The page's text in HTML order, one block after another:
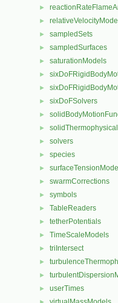
►
►
► sampledSets
► sampledSurfaces
► saturationModels
►
►
► sixDoFSolvers
►
►
► solvers
► species
►
► swarmCorrections
► symbols
► TableReaders
► tetherPotentials
► TimeScaleModels
► triIntersect
►
►
► userTimes